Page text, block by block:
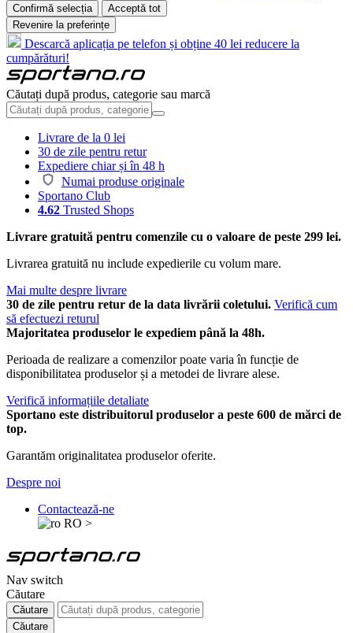
Confirmă selecția
Acceptă tot
Revenire la preferințe
Descarcă aplicația pe telefon și obține 40 lei reducere la
cumpărături!
Căutați după produs, categorie sau marcă
Livrare de la 0 lei
30 de zile pentru retur
Expediere chiar și în 48 h
Numai produse originale
Sportano Club
4.62 Trusted Shops
Livrare gratuită pentru comenzile cu o valoare de peste 299 lei.
Livrarea gratuită nu include expedierile cu volum mare.
Mai multe despre livrare
30 de zile pentru retur de la data livrării coletului. Verifică cum
să efectuezi returul
Majoritatea produselor le expediem până la 48h.
Perioada de realizare a comenzilor poate varia în funcție de
disponibilitatea produselor și a metodei de livrare alese.
Verifică informațiile detaliate
Sportano este distribuitorul produselor a peste 600 de mărci de
top.
Garantăm originalitatea produselor oferite.
Despre noi
Contactează-ne
RO >
Nav switch
Căutare
Căutare
Căutare